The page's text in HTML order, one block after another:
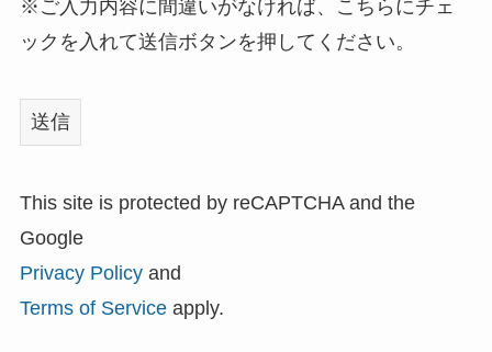
※ご入力内容に間違いがなければ、こちらにチェ
ックを入れて送信ボタンを押してください。
This site is protected by reCAPTCHA and the
Google
Privacy Policyand
Terms of Serviceapply.